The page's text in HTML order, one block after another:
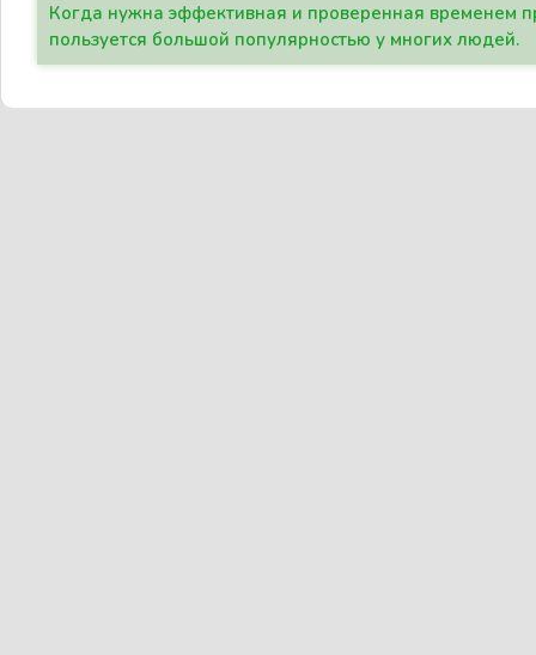
Когда нужна эффективная и проверенная временем
пользуется большой популярностью у многих людей.